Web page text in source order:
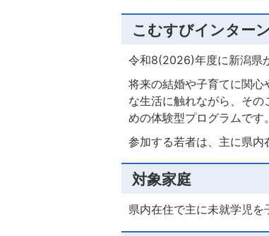
こむすびインター
令和8(2026)年度に新潟県
将来の結婚や子育てに関
な生活に触れながら、そ
めの体験型プログラムです。
参加する若者は、主に県内
対象家庭
県内在住で主に未就学児を